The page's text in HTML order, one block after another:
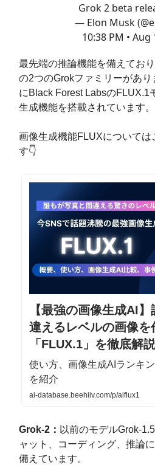
Grok 2 beta
— Elon Musk
10:38 PM • Aug
最先端の推論機能を備えてお
の2つのGrokファミリーがあ
にBlack Forest LabsのFLUX.1
生成機能を搭載されています。
画像生成機能FLUXについては
す👇
【最強の画像生成AI
違えるレベルの画像を
「FLUX.1」を徹底解説
使い方、画像生成AIランキ
を紹介
ai-database.beehiiv.com/p/aiflux1
Grok-2： 以前のモデルGrok-
ャット、コーディング、推論
備えています。